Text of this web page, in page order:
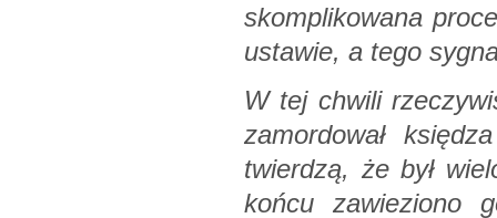
skomplikowana
ustawie, a tego
W tej chwili
zamordował
twierdzą, że był
końcu zawieziono